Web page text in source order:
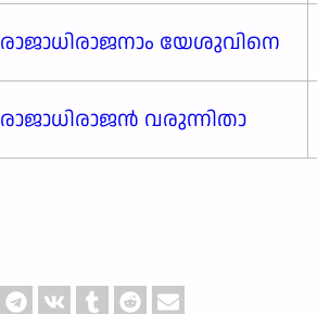
രാജാധിരാജനാം യേശുവിനെ
രാജാധിരാജൻ വരുന്നിതാ